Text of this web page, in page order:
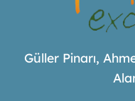
Güller Pinarı,